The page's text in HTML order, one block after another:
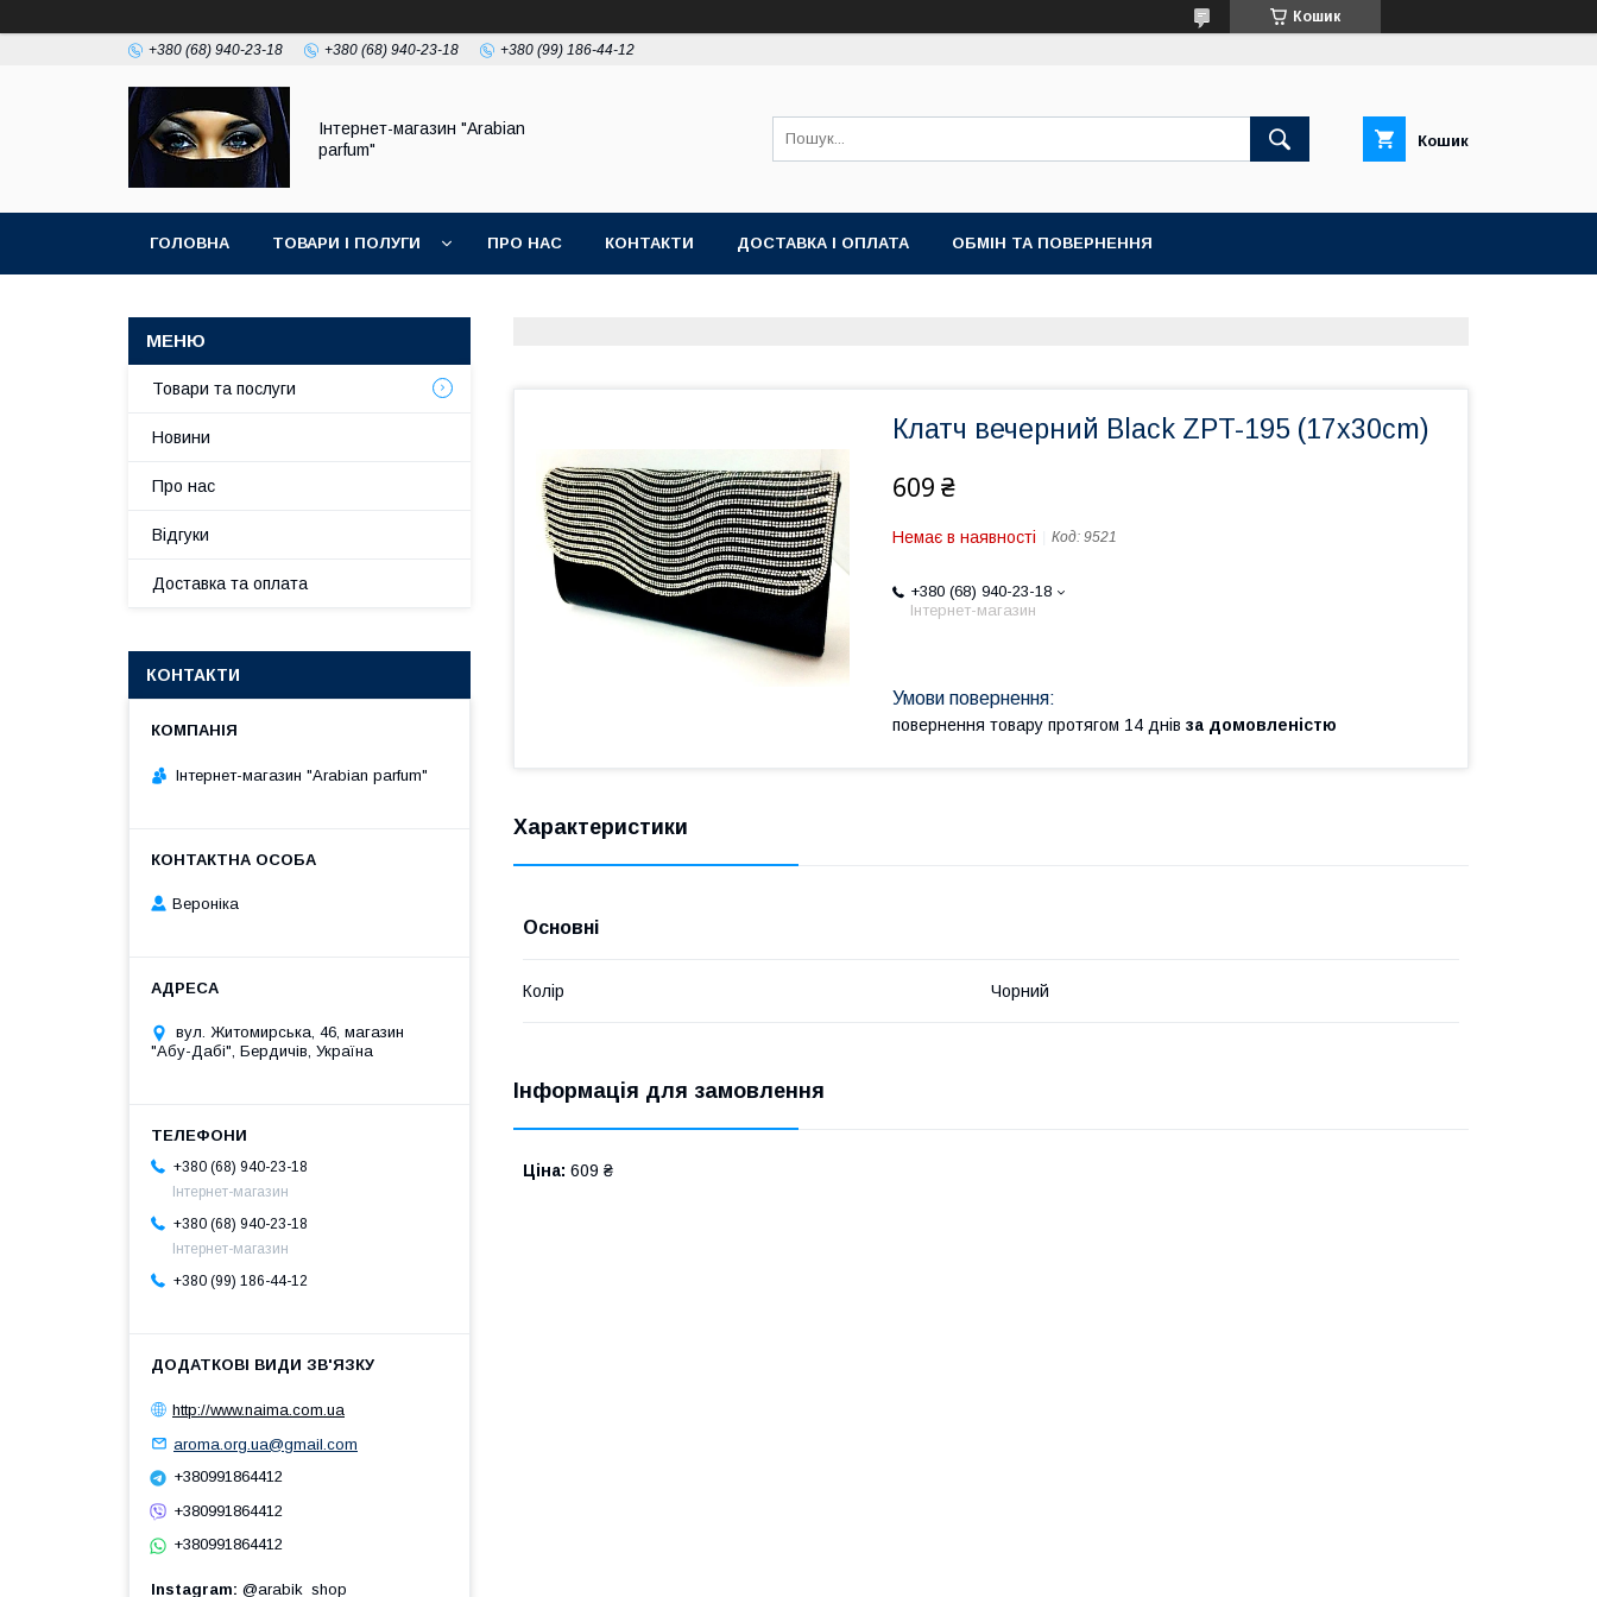
Кошик
+380 (68) 940-23-18 +380 (68) 940-23-18 +380 (99) 186-44-12
Інтернет-магазин "Arabian
parfum"
Кошик
ГОЛОВНА ТОВАРИ І ПОЛУГИ ПРО НАС КОНТАКТИ ДОСТАВКА І ОПЛАТА ОБМІН ТА ПОВЕРНЕННЯ
Клатч вечерний Black ZPT-195 (17x30cm)
609 ₴
Немає в наявності Код: 9521
+380 (68) 940-23-18
Інтернет-магазин
повернення товару протягом 14 днів за домовленістю
Характеристики
Основні
Колір Чорний
Інформація для замовлення
Ціна: 609 ₴
Товари та послуги
Новини
Про нас
Відгуки
Доставка та оплата
КОНТАКТИ
Інтернет-магазин "Arabian parfum"
Вероніка
вул. Житомирська, 46, магазин
"Абу-Дабі", Бердичів, Україна
+380 (68) 940-23-18
Інтернет-магазин
+380 (68) 940-23-18
Інтернет-магазин
+380 (99) 186-44-12
http://www.naima.com.ua
aroma.org.ua@gmail.com
+380991864412
+380991864412
+380991864412
Instagram @arabik_shop